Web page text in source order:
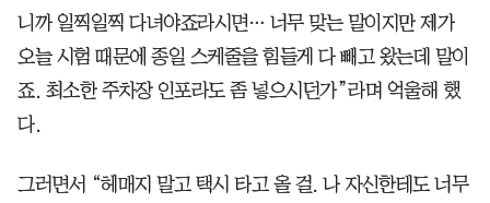
니까 일찍일찍 다녀야죠라시면… 너무 맞는 말이지만 제가
오늘 시험 때문에 종일 스케줄을 힘들게 다 빼고 왔는데 말이
죠. 최소한 주차장 인포라도 좀 넣으시던가”라며 억울해 했
다.
그러면서 “헤매지 말고 택시 타고 올 걸. 나 자신한테도 너무